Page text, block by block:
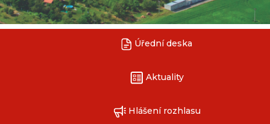
Úřední deska
Aktuality
Hlášení rozhlasu